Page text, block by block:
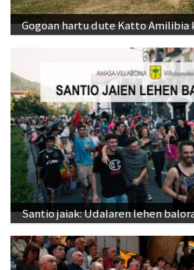
Gogoan hartu dute Katto
Santio jaiak: Udalaren lehen